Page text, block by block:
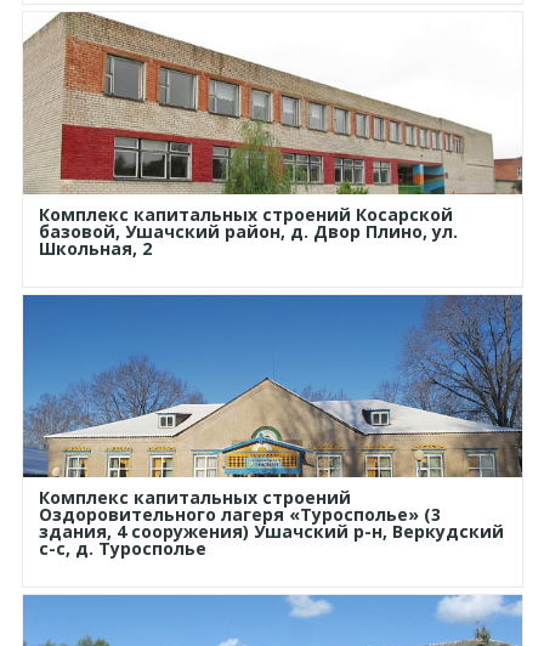
Комплекс капитальных строений Косарской
базовой, Ушачский район, д. Двор Плино, ул.
Школьная, 2
Комплекс капитальных строений
Оздоровительного лагеря «Туросполье» (3
здания, 4 сооружения) Ушачский р-н, Веркудский
с-с, д. Туросполье